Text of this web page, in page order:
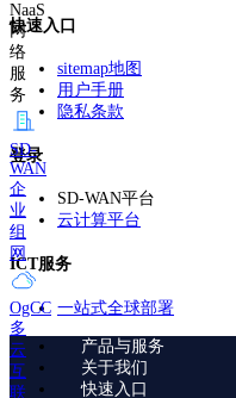
NaaS
网
络
服
务
SD-
WAN
企
业
组
网
OgCC
多
云
互
联
快速入口
sitemap地图
用户手册
隐私条款
登录
SD-WAN平台
云计算平台
ICT服务
一站式全球部署
产品与服务
关于我们
快速入口